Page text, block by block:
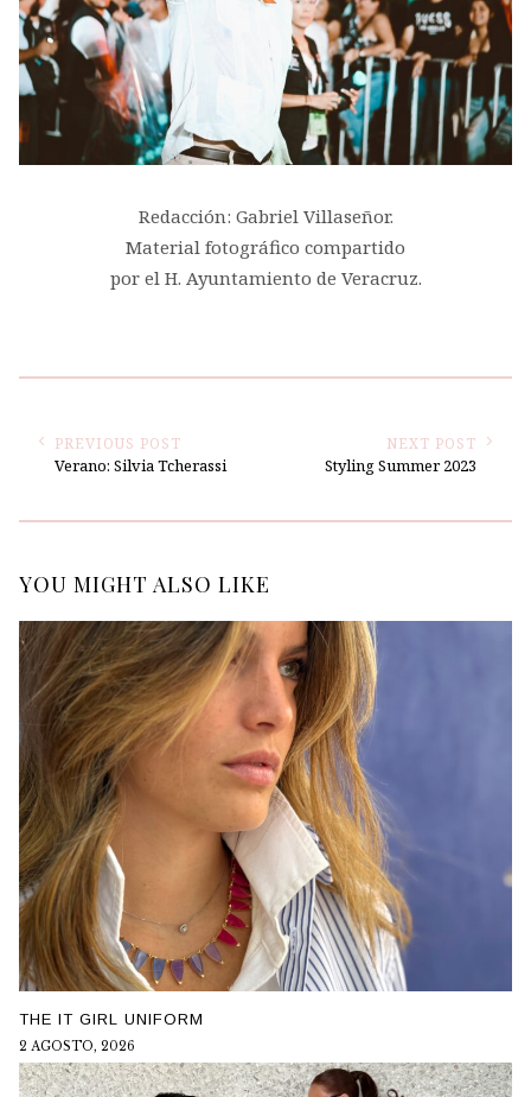
Redacción: Gabriel Villaseñor.
Material fotográfico compartido
por el H. Ayuntamiento de Veracruz.
PREVIOUS POST
Verano: Silvia Tcherassi
NEXT POST
Styling Summer 2023
YOU MIGHT ALSO LIKE
THE IT GIRL UNIFORM
2 AGOSTO, 2026